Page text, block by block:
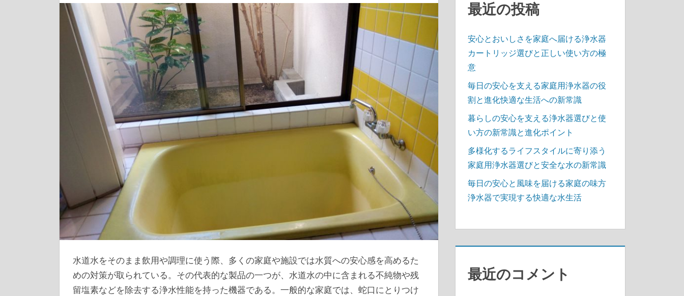
水道水をそのまま飲用や調理に使う際、多くの家庭や施設では水質への安心感を高めるた
めの対策が取られている。 その代表的な製品の一つが、水道水の中に含まれる不純物や残
留塩素などを除去する浄水性能を持った機器である。一般的な家庭では、蛇口にとりつけ
最近の投稿
安心とおいしさを家庭へ届ける浄水器
カートリッジ選びと正しい使い方の極
意
毎日の安心を支える家庭用浄水器の役
割と進化快適な生活への新常識
暮らしの安心を支える浄水器選びと使
い方の新常識と進化ポイント
多様化するライフスタイルに寄り添う
家庭用浄水器選びと安全な水の新常識
毎日の安心と風味を届ける家庭の味方
浄水器で実現する快適な水生活
最近のコメント